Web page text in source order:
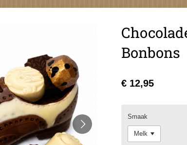
Bonbons
€ 12,95
Smaak